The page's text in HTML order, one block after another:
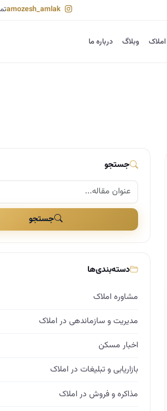
وبلاگ درباره ما
جستجو
جستجو
دسته‌بندی‌ها
مشاوره املاک
مدیریت و سازماندهی در املاک
اخبار مسکن
بازاریابی و تبلیغات در املاک
مذاکره و فروش در املاک